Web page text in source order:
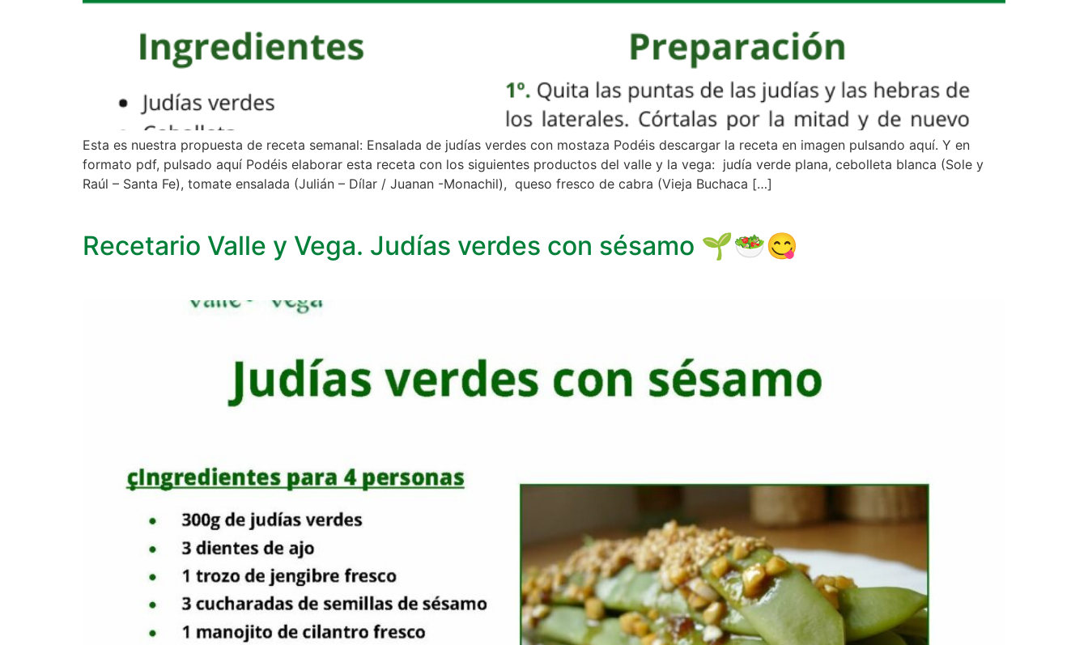
Esta es nuestra propuesta de receta semanal: Ensalada de judías verdes con mostaza Podéis descargar la receta en imagen pulsando aquí. Y en
formato pdf, pulsado aquí Podéis elaborar esta receta con los siguientes productos del valle y la vega: judía verde plana, cebolleta blanca (Sole y
Raúl – Santa Fe), tomate ensalada (Julián – Dílar / Juanan -Monachil), queso fresco de cabra (Vieja Buchaca […]
Recetario Valle y Vega. Judías verdes con sésamo 🌱🥗😋